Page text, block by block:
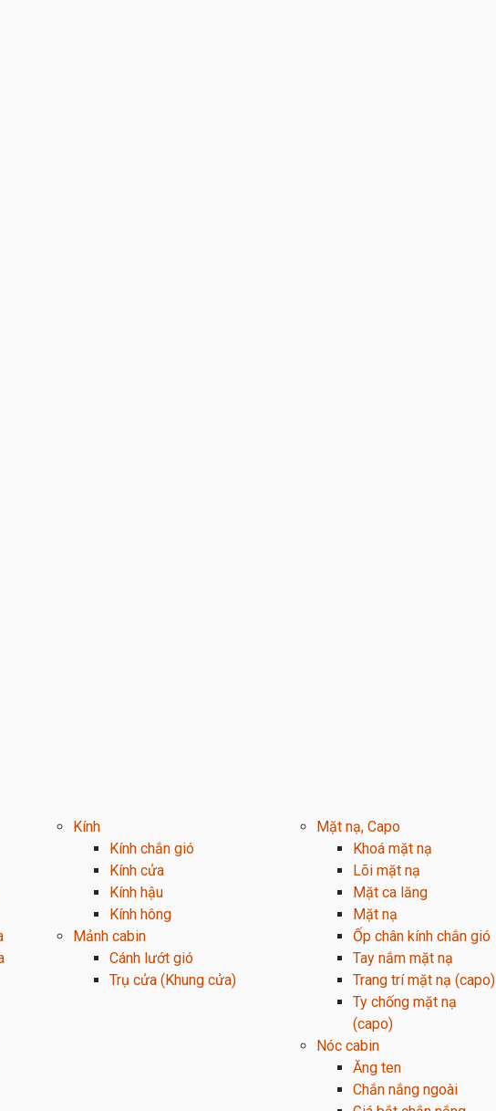
Kính
Kính chắn gió
Kính cửa
Kính hậu
Kính hông
Mảnh cabin
Cánh lướt gió
Trụ cửa (Khung cửa)
Mặt nạ, Capo
Khoá mặt nạ
Lõi mặt nạ
Mặt ca lăng
Mặt nạ
Ốp chân kính chắn gió
Tay nắm mặt nạ
Trang trí mặt nạ (capo)
Ty chống mặt nạ
(capo)
Nóc cabin
Ăng ten
Chắn nắng ngoài